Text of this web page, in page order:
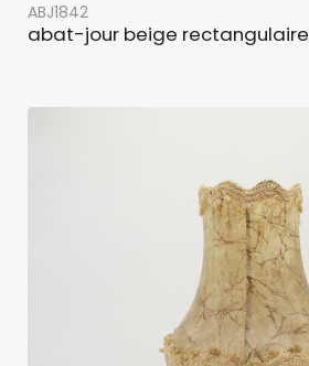
ABJ1842
abat-jour beige rectangulaire